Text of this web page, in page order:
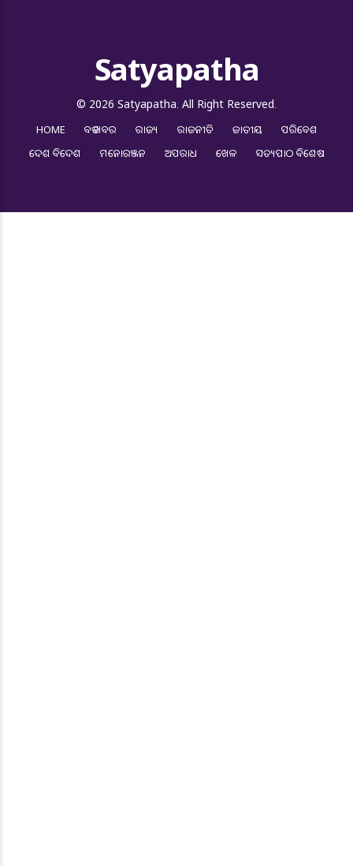
Satyapatha
© 2026 Satyapatha. All Right Reserved.
HOME ବଡ ଖବର ରାଜ୍ୟ ରାଜନୀତି ଜାତୀୟ
ପରିବେଶ
ଦେଶ ବିଦେଶ
ମନୋରଞ୍ଜନ ଅପରାଧ ଖେଳ ସତ୍ୟପାଠ ବିଶେଷ